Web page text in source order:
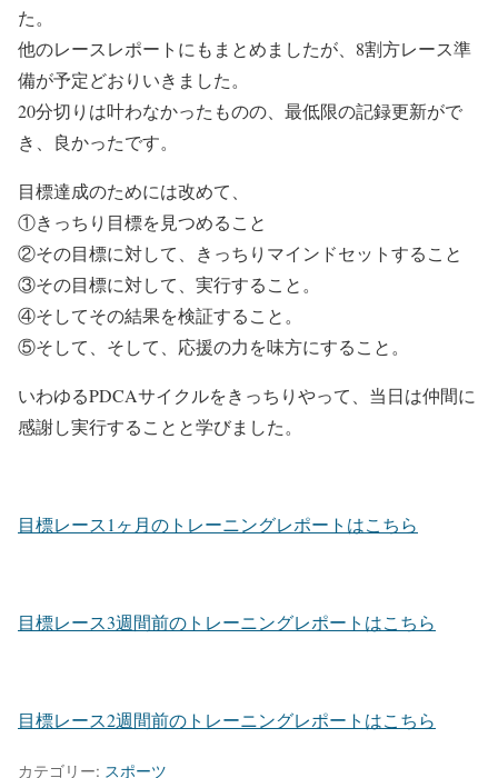
た。
他のレースレポートにもまとめましたが、8割方レース準
備が予定どおりいきました。
20分切りは叶わなかったものの、最低限の記録更新がで
き、良かったです。
目標達成のためには改めて、
①きっちり目標を見つめること
②その目標に対して、きっちりマインドセットすること
③その目標に対して、実行すること。
④そしてその結果を検証すること。
⑤そして、そして、応援の力を味方にすること。
いわゆるPDCAサイクルをきっちりやって、当日は仲間に
感謝し実行することと学びました。
目標レース1ヶ月のトレーニングレポートはこちら
目標レース3週間前のトレーニングレポートはこちら
目標レース2週間前のトレーニングレポートはこちら
カテゴリー: スポーツ